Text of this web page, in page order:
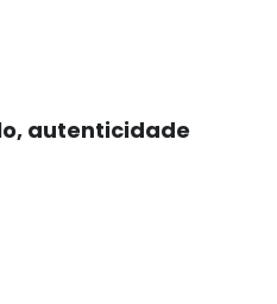
autenticidade